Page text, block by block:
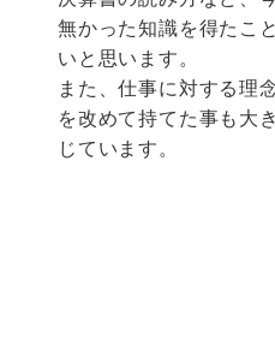
無かった知識を得たこ
いと思います。
また、仕事に対する理
を改めて持てた事も大
じています。